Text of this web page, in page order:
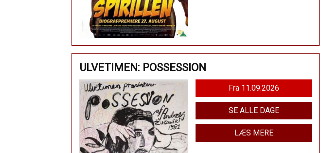
ULVETIMEN: POSSESSION
Fra 11.09.2026
SE ALLE DAGE
LÆS MERE